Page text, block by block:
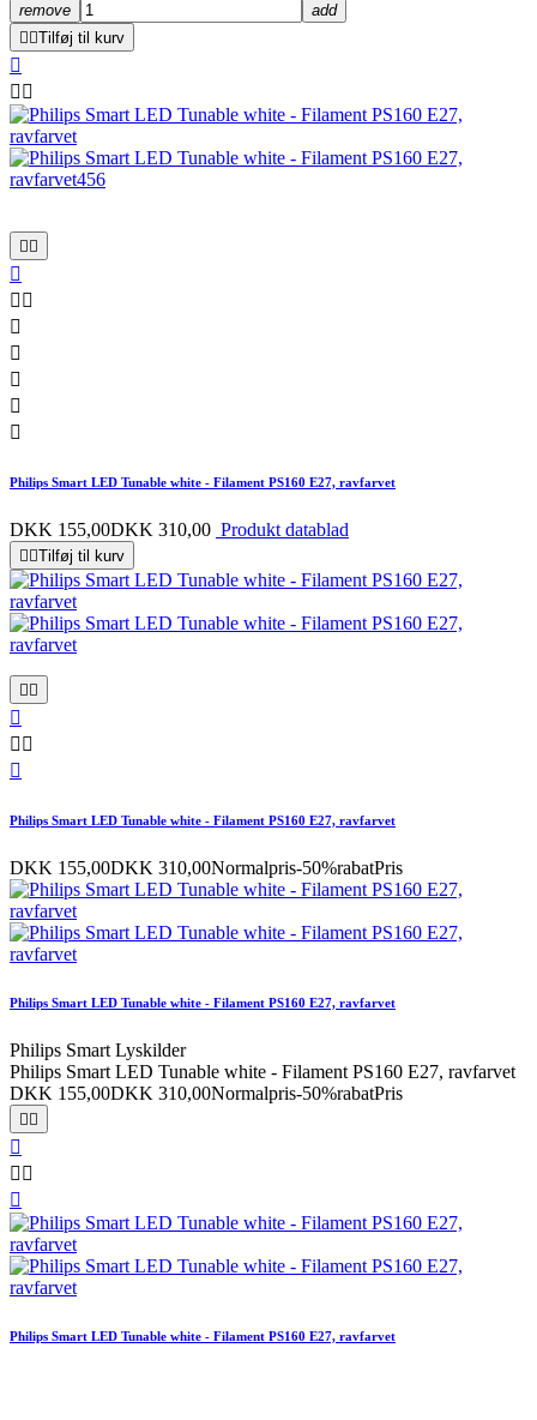
remove
add
 Tilføj til kurv

 
 

 





Philips Smart LED Tunable white - Filament PS160 E27, ravfarvet
DKK 155,00DKK 310,00 Produkt datablad
 Tilføj til kurv
 

 

Philips Smart LED Tunable white - Filament PS160 E27, ravfarvet
DKK 155,00DKK 310,00Normalpris-50%rabatPris
Philips Smart LED Tunable white - Filament PS160 E27, ravfarvet
Philips Smart Lyskilder
Philips Smart LED Tunable white - Filament PS160 E27, ravfarvet
DKK 155,00DKK 310,00Normalpris-50%rabatPris
 

 

Philips Smart LED Tunable white - Filament PS160 E27, ravfarvet